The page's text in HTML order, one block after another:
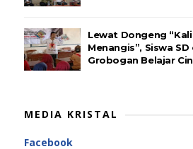
Lewat Dongeng
Menangis”, Siswa
Grobogan Belajar
MEDIA KRISTAL
Facebook